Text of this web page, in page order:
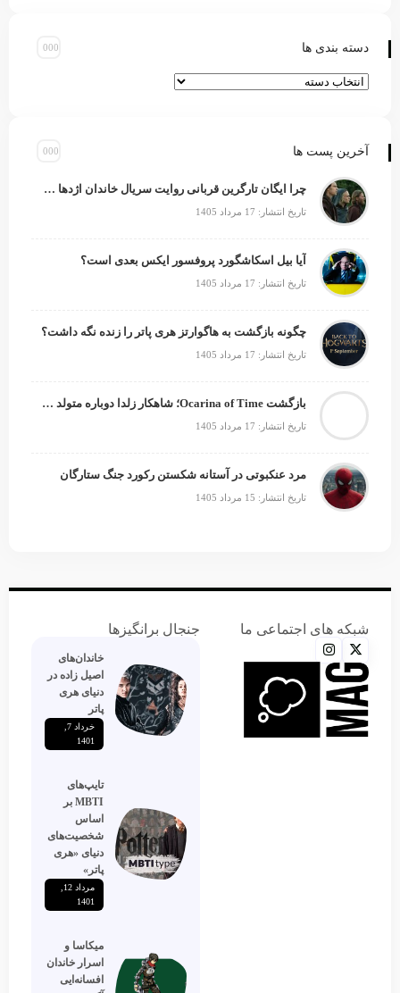
دسته بندی ها
آخرین پست ها
چرا ایگان تارگرین قربانی روایت سریال خاندان اژدها شد؟
تاریخ انتشار: 17 مرداد 1405
آیا بیل اسکاشگورد پروفسور ایکس بعدی است؟
تاریخ انتشار: 17 مرداد 1405
چگونه بازگشت به هاگوارتز هری پاتر را زنده نگه داشت؟
تاریخ انتشار: 17 مرداد 1405
بازگشت Ocarina of Time؛ شاهکار زلدا دوباره متولد می‌شود
تاریخ انتشار: 17 مرداد 1405
مرد عنکبوتی در آستانه شکستن رکورد جنگ ستارگان
تاریخ انتشار: 15 مرداد 1405
شبکه های اجتماعی ما جنجال برانگیزها
خاندان‌های
اصیل زاده‌ در
دنیای هری
پاتر
1401
تایپ‌های
MBTI بر
اساس
شخصیت‌های
دنیای «هری
پاتر»
1401
میکاسا و
اسرار خاندان
افسانه‌ایی